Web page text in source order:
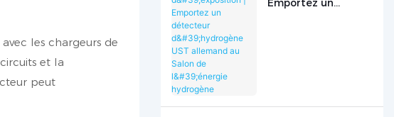
les chargeurs de
et la
peut
Emportez un